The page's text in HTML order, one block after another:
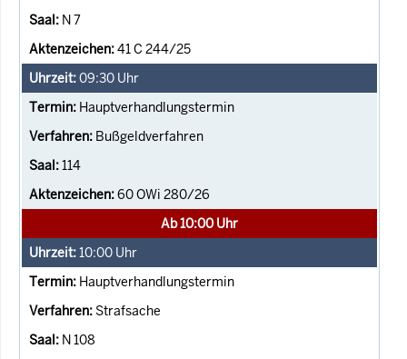
N 7
41 C 244/25
09:30 Uhr
Hauptverhandlungstermin
Bußgeldverfahren
114
60 OWi 280/26
Ab 10:00 Uhr
10:00 Uhr
Hauptverhandlungstermin
Strafsache
N 108